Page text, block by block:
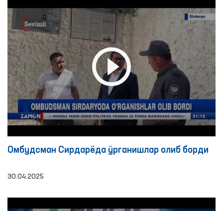
Омбудсман Сирдарёда ўрганишлар олиб борди
30.04.2025